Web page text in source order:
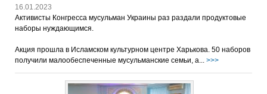
16.01.2023
Активисты Конгресса мусульман Украины раз раздали продуктовые
наборы нуждающимся.
Акция прошла в Исламском культурном центре Харькова. 50 наборов
получили малообеспеченные мусульманские семьи, а... >>>